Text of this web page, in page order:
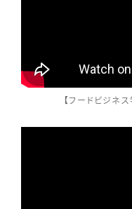
【フードビジネ